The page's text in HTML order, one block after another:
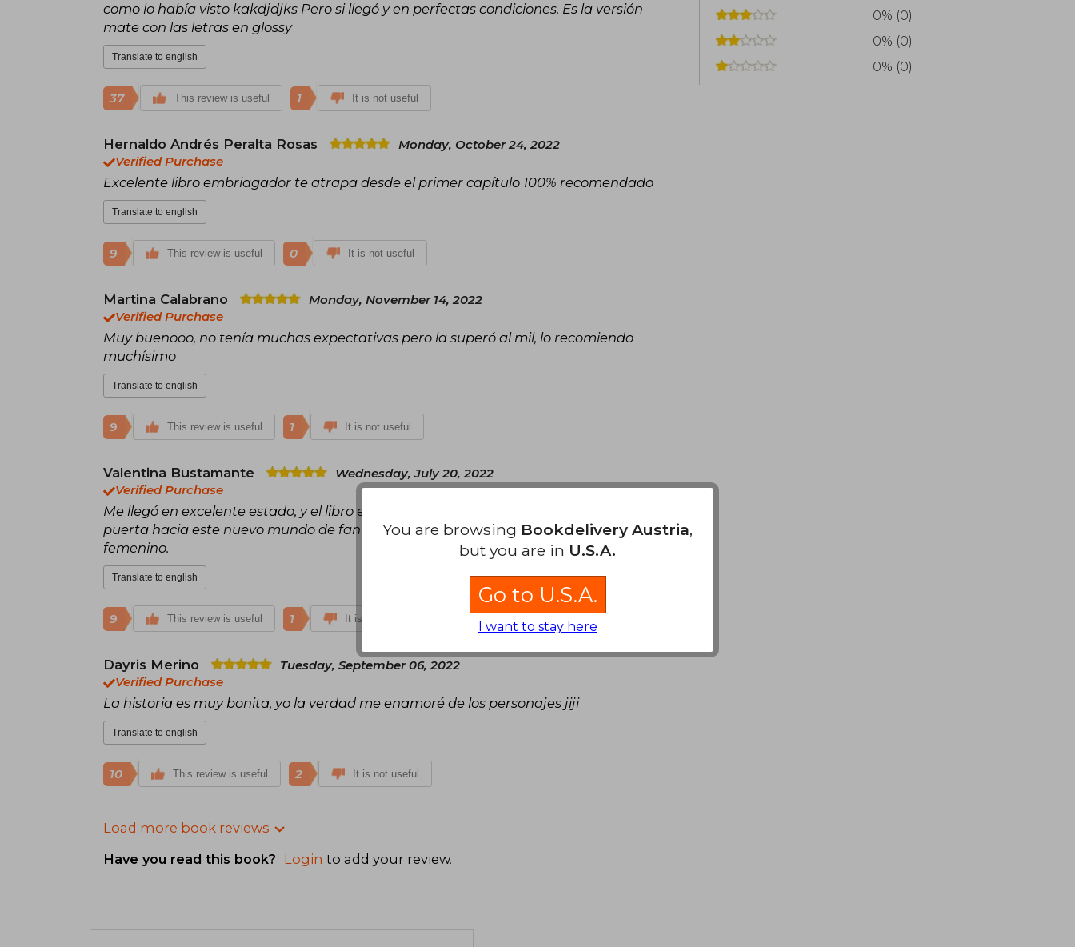
como lo había visto kakdjdjks Pero si llegó y en perfectas condiciones. Es la versión
mate con las letras en glossy
Translate to english
37 This review is useful 1 It is not useful
Hernaldo Andrés Peralta Rosas
Monday, October 24, 2022
Verified Purchase
Excelente libro embriagador te atrapa desde el primer capítulo 100% recomendado
Translate to english
9 This review is useful 0 It is not useful
Martina Calabrano
Monday, November 14, 2022
Verified Purchase
Muy buenooo, no tenía muchas expectativas pero la superó al mil, lo recomiendo
muchísimo
Translate to english
9 This review is useful 1 It is not useful
Valentina Bustamante
Wednesday, July 20, 2022
Verified Purchase
Me llegó en excelente estado, y el libro es buenísimo, son duda es una muy buena
puerta hacia este nuevo mundo de fantasía y Poppy es un excelente personaje
femenino.
Translate to english
9 This review is useful 1 It is not useful
Dayris Merino
Tuesday, September 06, 2022
Verified Purchase
La historia es muy bonita, yo la verdad me enamoré de los personajes jiji
Translate to english
10 This review is useful 2 It is not useful
Load more book reviews
Have you read this book? Login to add your review.
0% (0)
0% (0)
0% (0)
You are browsing Bookdelivery Austria,
but you are in U.S.A.
Go to U.S.A.
I want to stay here